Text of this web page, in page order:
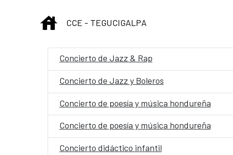
INICIO
CCE - TEGUCIGALPA
Concierto de Jazz & Rap
Concierto de Jazz y Boleros
Concierto de poesía y música hondureña
Concierto de poesía y música hondureña
Concierto didáctico infantil